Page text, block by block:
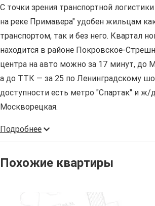
С точки зрения транспортной
на реке Примавера" удобен жильцам
транспортом, так и без него. Квартал
находится в районе Покровское-
центра на авто можно за 17 минут, до
а до ТТК — за 25 по Ленинградскому
доступности есть метро "Спартак" и ж/
Москворецкая.
Подробнее
Похожие квартиры